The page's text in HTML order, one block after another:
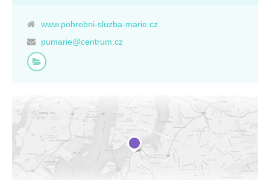
www.pohrebni-sluzba-marie.cz
pumarie@centrum.cz